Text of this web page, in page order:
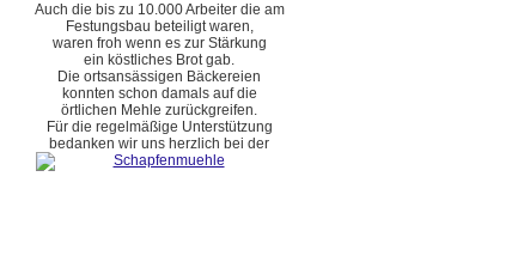
Auch die bis zu 10.000 Arbeiter die am
Festungsbau beteiligt waren,
waren froh wenn es zur Stärkung
ein köstliches Brot gab.
Die ortsansässigen Bäckereien
konnten schon damals auf die
örtlichen Mehle zurückgreifen.
Für die regelmäßige Unterstützung
bedanken wir uns herzlich bei der